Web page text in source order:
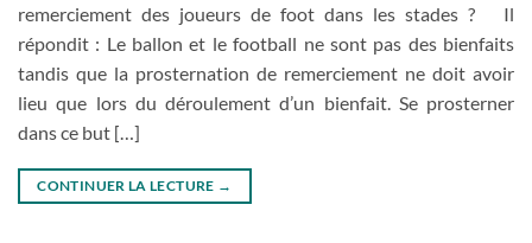
remerciement des joueurs de foot dans les stades ? Il
répondit : Le ballon et le football ne sont pas des bienfaits
tandis que la prosternation de remerciement ne doit avoir
lieu que lors du déroulement d’un bienfait. Se prosterner
dans ce but […]
CONTINUER LA LECTURE →